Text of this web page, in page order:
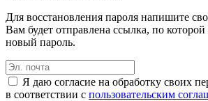
Для восстановления пароля напишите
Вам будет отправлена ссылка, по
новый пароль.
Я даю согласие на обработку своих
в соответствии с пользовательским